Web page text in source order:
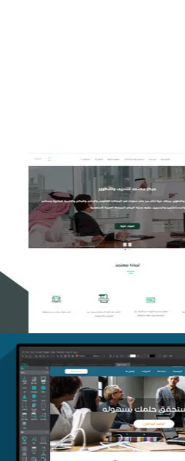
معتمد للتدريب
التفاصيل
أفق للتدريب
التفاصيل